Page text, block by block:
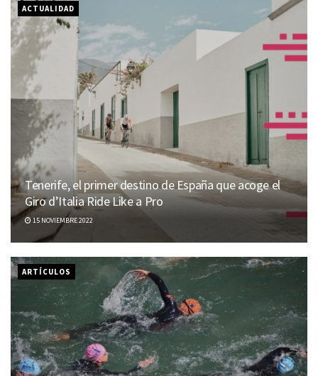
ACTUALIDAD
Tenerife, el primer destino de España que acoge el
Giro d’Italia Ride Like a Pro
15 NOVIEMBRE 2022
ARTÍCULOS